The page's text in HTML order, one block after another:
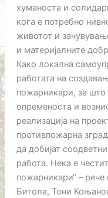
хуманоста и
кога е потребно
животот и
и материјалните
Како локална
работата на
пожарникари, за што
опременоста и
реализација на
противпожарна
да добијат
работа. Нека е
пожарникари“ –
Битола, Тони